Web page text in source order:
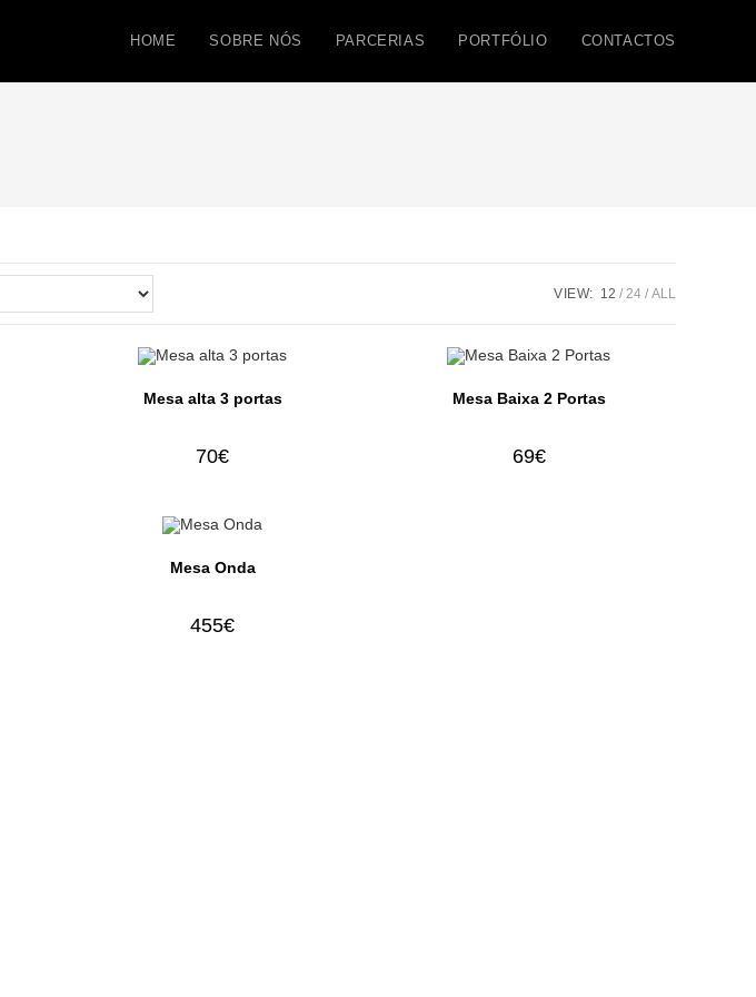
HOME SOBRE NÓS PARCERIAS PORTFÓLIO CONTACTOS
VIEW: 12 24 ALL
Mesa alta 3 portas
70€
Mesa Baixa 2 Portas
69€
Mesa Onda
455€